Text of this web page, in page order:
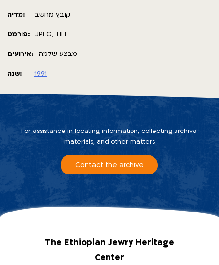
מדיה: קובץ מחשב
פורמט: JPEG, TIFF
אירועים: מבצע שלמה
שנה: 1991
For assistance in locating information, collecting archival
materials, and other matters
Contact the archive
The Ethiopian Jewry Heritage
Center